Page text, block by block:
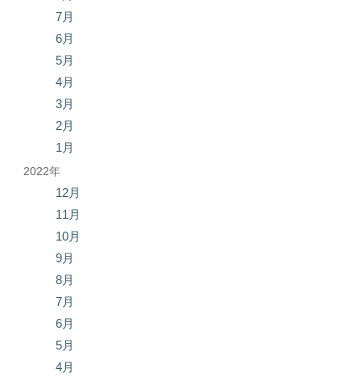
7月
6月
5月
4月
3月
2月
1月
2022年
12月
11月
10月
9月
8月
7月
6月
5月
4月